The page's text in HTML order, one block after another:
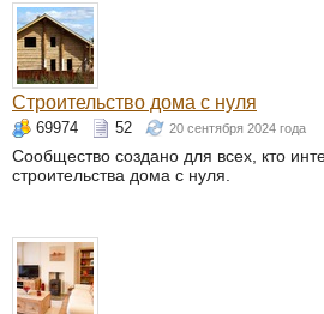
Строительство дома с нуля
69974 52 20 сентября 2024 года
Сообщество создано для всех, кто
строительства дома с нуля.